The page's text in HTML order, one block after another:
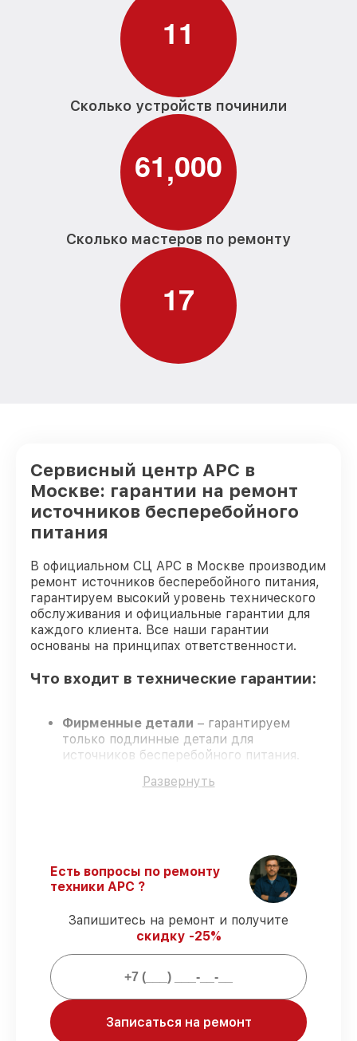
11
Сколько устройств починили
61,000
Сколько мастеров по ремонту
17
Сервисный центр APC в
Москве: гарантии на ремонт
источников бесперебойного
питания
В официальном СЦ APC в Москве производим
ремонт источников бесперебойного питания,
гарантируем высокий уровень технического
обслуживания и официальные гарантии для
каждого клиента. Все наши гарантии
основаны на принципах ответственности.
Что входит в технические гарантии:
Фирменные детали – гарантируем
только подлинные детали для
источников бесперебойного питания.
сертификация подтверждают уровень
Официальная гарантия–
восстановление с полным гарантийным
Гарантии на восстановление
источников бесперебойного питания:
запчастей готовы к установке,
Развернуть
Есть вопросы по ремонту
техники APC ?
Запишитесь на ремонт и получите
скидку -25%
Записаться на ремонт